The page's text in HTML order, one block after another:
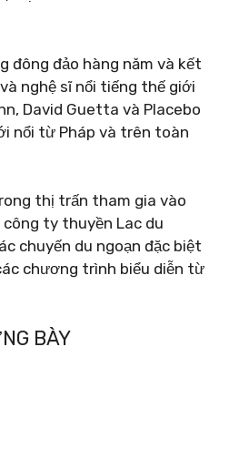
đông đảo hàng năm và kết
nghệ sĩ nổi tiếng thế giới
David Guetta và Placebo
nổi từ Pháp và trên toàn
thị trấn tham gia vào
công ty thuyền Lac du
chuyến du ngoạn đặc biệt
chương trình biểu diễn từ
BÀY